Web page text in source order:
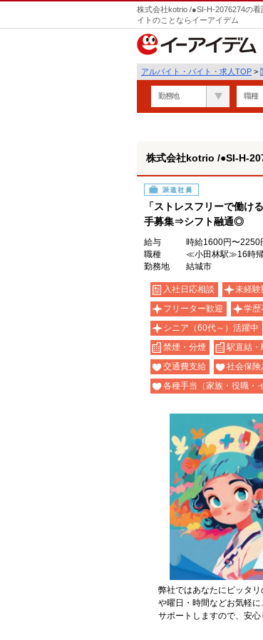
株式会社kotrio /●SI-H-2076274の
イトのことならイーアイデム
アルバイト・バイト・求人TOP >
勤務地 職種
株式会社kotrio /●SI-H-
派遣社員
「ストレスフリーで働
手募集⇒シフト融通◎
給与
時給1600円〜2250
職種
≪小田林駅≫16時帰
勤務地
結城市
入社日応相談 未経験
フリーター歓迎
学歴
シニア（60代～）活躍中
禁煙・分煙
駅直結・
交通費支給
社会保険
各種手当（家族・役職・
弊社ではあなたにピッタ
や曜日・時間などお気軽
サポートしますので、安心